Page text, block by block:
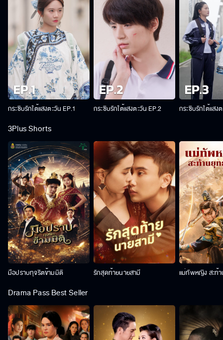
กระซิบรักใต้แสงตะวัน EP.1 กระซิบรักใต้แสงตะวัน EP.2 กระซิบรักใต้แสง
3Plus Shorts
มือปราบทุจริตข้ามมิติ รักสุดท้ายนายสามี แม่ทัพหญิง สะท้
Drama Pass Best Seller